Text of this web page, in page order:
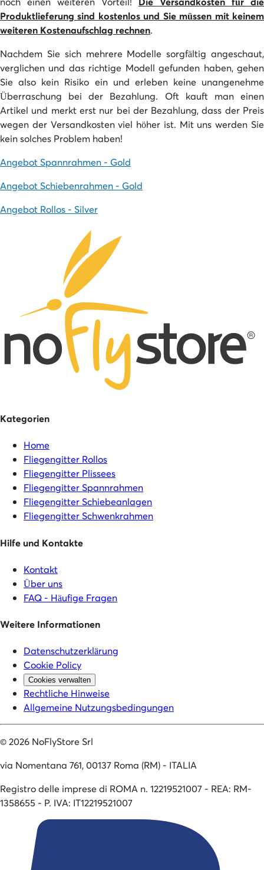
Produktlieferung sind kostenlos und Sie müssen mit keinem
weiteren Kostenaufschlag rechnen.
Nachdem Sie sich mehrere Modelle sorgfältig angeschaut,
verglichen und das richtige Modell gefunden haben, gehen
Sie also kein Risiko ein und erleben keine unangenehme
Überraschung bei der Bezahlung. Oft kauft man einen
Artikel und merkt erst nur bei der Bezahlung, dass der Preis
wegen der Versandkosten viel höher ist. Mit uns werden Sie
kein solches Problem haben!
Angebot Spannrahmen - Gold
Angebot Schiebenrahmen - Gold
Angebot Rollos - Silver
Kategorien
Home
Fliegengitter Rollos
Fliegengitter Plissees
Fliegengitter Spannrahmen
Fliegengitter Schiebeanlagen
Fliegengitter Schwenkrahmen
Hilfe und Kontakte
Kontakt
Über uns
FAQ - Häufige Fragen
Weitere Informationen
Datenschutzerklärung
Cookie Policy
Cookies verwalten
Rechtliche Hinweise
Allgemeine Nutzungsbedingungen
©2026 NoFlyStore Srl
via Nomentana 761, 00137 Roma (RM) - ITALIA
Registro delle imprese di ROMA n. 12219521007 - REA: RM-
1358655 - P. IVA: IT12219521007